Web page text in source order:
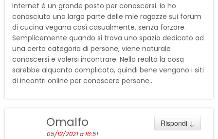
Internet è un grande posto per conoscersi. Io ho
conosciuto una larga parte delle mie ragazze sui forum
di cucina vegana così casualmente, senza forzare.
Semplicemente quando si trova uno spazio dedicato ad
una certa categoria di persone, viene naturale
conoscersi e volersi incontrare. Nella realtà la cosa
sarebbe alquanto complicata, quindi bene vengano i siti
di incontri online per conoscere persone..
Rispondi ↓
Omalfo
05/12/2021 a 16:51